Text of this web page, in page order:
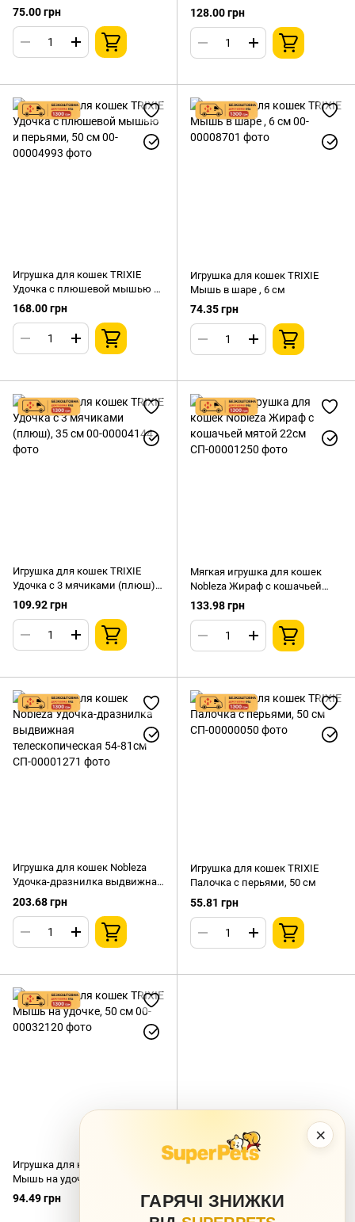
×
ГАРЯЧІ ЗНИЖКИ
75.00 грн
50 см
128.00 грн
Игрушка для кошек TRIXIE
Удочка с плюшевой мышью и
перьями, 50 см
168.00 грн
Игрушка для кошек TRIXIE
Мышь в шаре , 6 см
74.35 грн
Игрушка для кошек TRIXIE
Удочка с 3 мячиками (плюш),
35 см
109.92 грн
Мягкая игрушка для кошек
Nobleza Жираф с кошачьей
мятой 22см
133.98 грн
Игрушка для кошек Nobleza
Удочка-дразнилка выдвижная
телескопическая 54-81см
203.68 грн
Игрушка для кошек TRIXIE
Палочка с перьями, 50 см
55.81 грн
Игрушка для кошек TRIXIE
Мышь на удочке, 50 см
94.49 грн